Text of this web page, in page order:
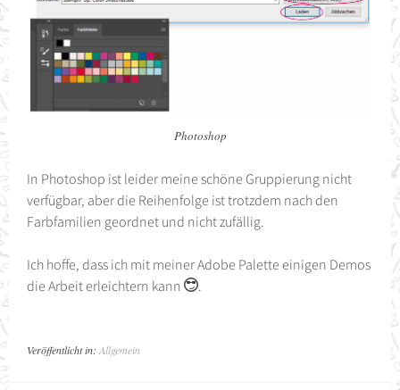
Photoshop
In Photoshop ist leider meine schöne Gruppierung nicht
verfügbar, aber die Reihenfolge ist trotzdem nach den
Farbfamilien geordnet und nicht zufällig.
Ich hoffe, dass ich mit meiner Adobe Palette einigen Demos
die Arbeit erleichtern kann
.
Veröffentlicht in:Allgemein